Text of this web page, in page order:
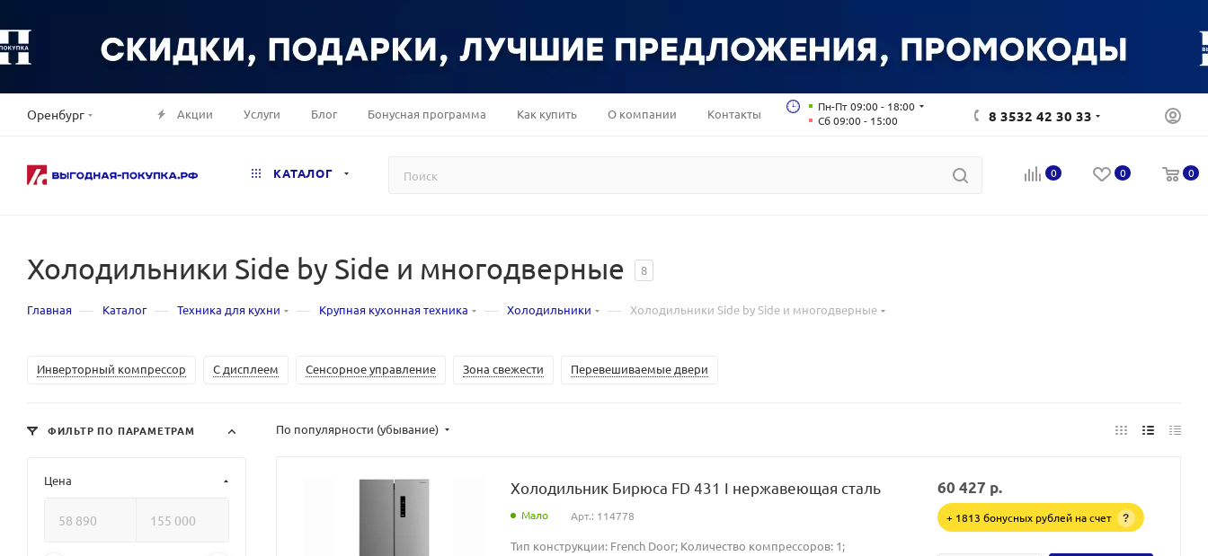
Оренбург Акции Услуги Блог Бонусная программа Как купить О компании Контакты
Пн-Пт 09:00 - 18:00
Сб 09:00 - 15:00
8 3532 42 30 33
КАТАЛОГ 0 0 0
Холодильники Side by Side и многодверные 8
Главная — Каталог — Техника для кухни — Крупная кухонная техника — Холодильники — Холодильники Side by Side и многодверные
Инверторный компрессор С дисплеем Сенсорное управление Зона свежести Перевешиваемые двери
По популярности (убывание)
Холодильник Бирюса FD 431 I нержавеющая сталь
Мало Арт.: 114778
Тип конструкции: French Door; Количество компрессоров: 1;
60 427 р.
+ 1813 бонусных рублей на счет ?
ФИЛЬТР ПО ПАРАМЕТРАМ
Цена